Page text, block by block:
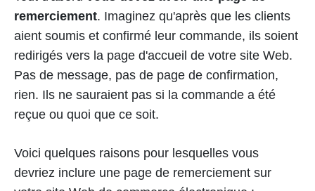
remerciement. Imaginez qu'après que les clients
aient soumis et confirmé leur commande, ils soient
redirigés vers la page d'accueil de votre site Web.
Pas de message, pas de page de confirmation,
rien. Ils ne sauraient pas si la commande a été
reçue ou quoi que ce soit.
Voici quelques raisons pour lesquelles vous
devriez inclure une page de remerciement sur